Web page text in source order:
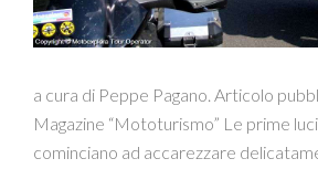
a cura di Peppe Pagano. Articolo
Magazine “Mototurismo” Le prime
cominciano ad accarezzare